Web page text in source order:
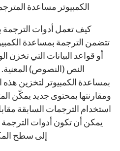
الكمبيوتر مساعدة
كيف تعمل أدوات الترجمة
تتضمن الترجمة بمساعدة
أو قواعد البيانات التي
النص (النصوص)
بمساعدة الكمبيوتر لتخزين هذه
ومقارنتها بمحتوى جديد يمكّن
استخدام الترجمات السابقة
يمكن أن تكون أدوات
إلى سطح